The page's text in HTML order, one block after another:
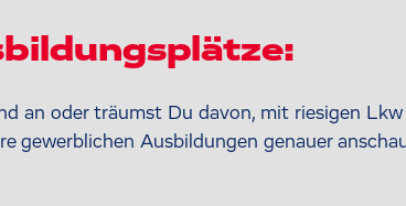
an oder träumst Du davon, mit riesigen
gewerblichen Ausbildungen genauer